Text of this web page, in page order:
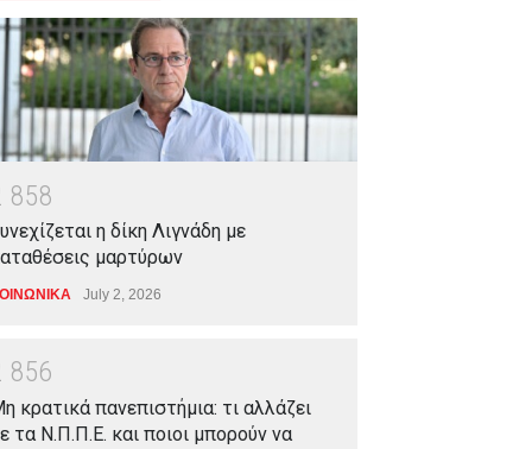
858
η δίκη Λιγνάδη με
μαρτύρων
July 2, 2026
856
κρατικά πανεπιστήμια: τι αλλάζει
τα Ν.Π.Π.Ε. και ποιοι μπορούν να